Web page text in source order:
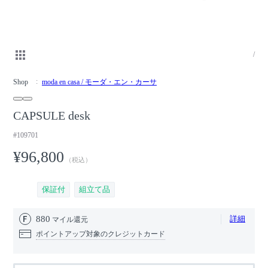
/
Shop moda en casa / モーダ・エン・カーサ
CAPSULE desk
#109701
¥96,800 （税込）
保証付 組立て品
880 マイル還元 詳細
ポイントアップ対象のクレジットカード